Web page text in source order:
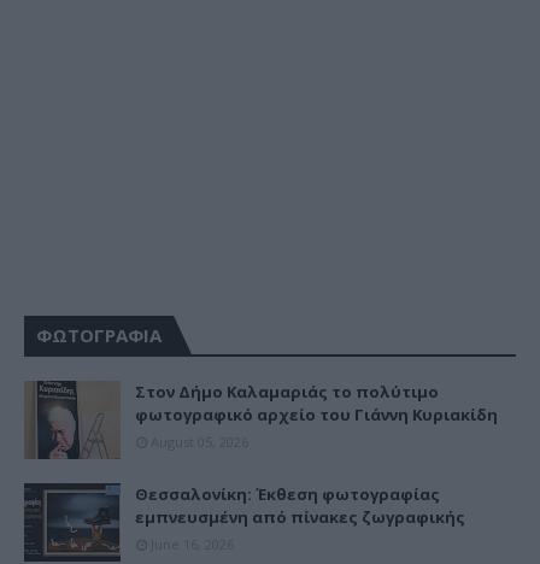
ΦΩΤΟΓΡΑΦΙΑ
Στον Δήμο Καλαμαριάς το πολύτιμο
φωτογραφικό αρχείο του Γιάννη Κυριακίδη
Θεσσαλονίκη: Έκθεση φωτογραφίας
εμπνευσμένη από πίνακες ζωγραφικής